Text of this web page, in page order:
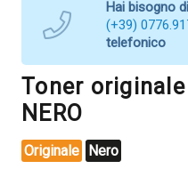
Hai bisogno
(+39)
telefonico
Toner
NERO
Originale Nero